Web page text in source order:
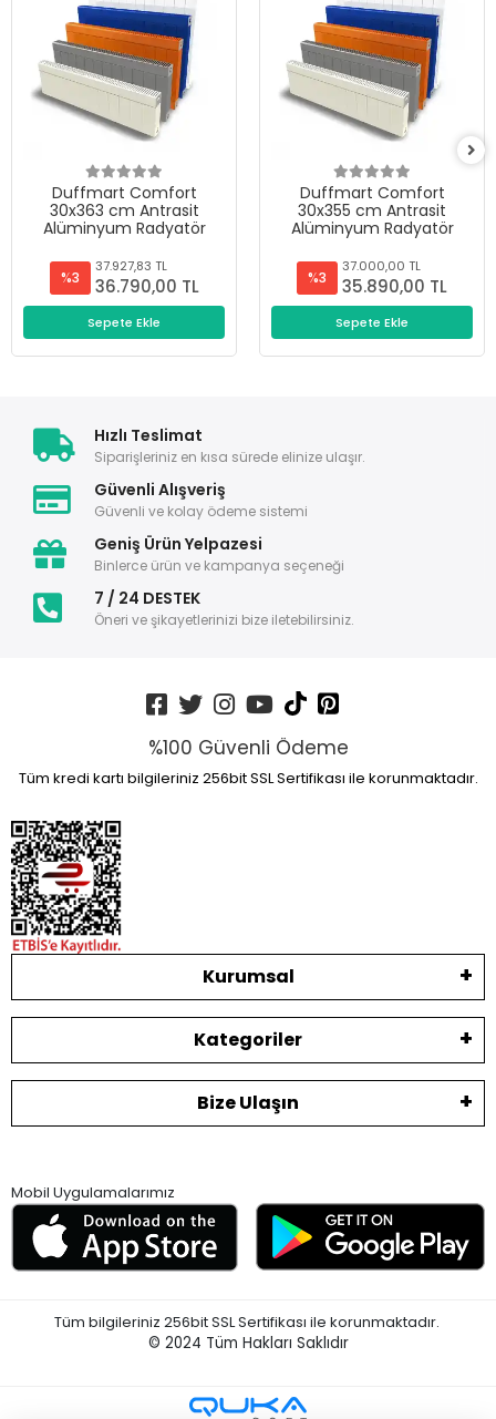
Duffmart Comfort
30x363 cm Antrasit
Alüminyum Radyatör
%3
37.927,83 TL
36.790,00 TL
Sepete Ekle
Duffmart Comfort
30x355 cm Antrasit
Alüminyum Radyatör
%3
37.000,00 TL
35.890,00 TL
Sepete Ekle
Hızlı Teslimat
Siparişleriniz en kısa sürede elinize ulaşır.
Güvenli Alışveriş
Güvenli ve kolay ödeme sistemi
Geniş Ürün Yelpazesi
Binlerce ürün ve kampanya seçeneği
7 / 24 DESTEK
Öneri ve şikayetlerinizi bize iletebilirsiniz.
%100 Güvenli Ödeme
Tüm kredi kartı bilgileriniz 256bit SSL Sertifikası ile korunmaktadır.
Kurumsal
Kategoriler
Bize Ulaşın
Mobil Uygulamalarımız
Tüm bilgileriniz 256bit SSL Sertifikası ile korunmaktadır.
© 2024 Tüm Hakları Saklıdır